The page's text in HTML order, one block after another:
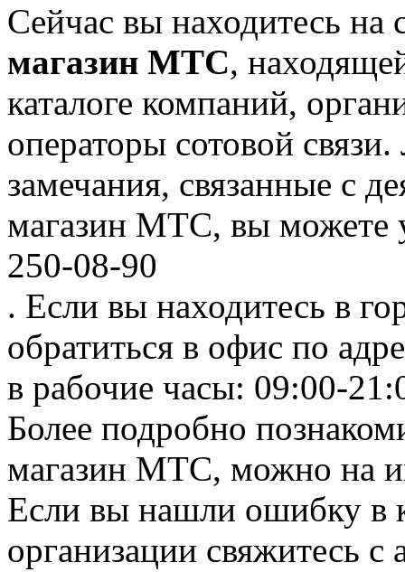
Сейчас вы находитесь на
магазин МТС,
каталоге компаний,
операторы сотовой
замечания, связанные с
магазин МТС, вы можете
250-08-90
. Если вы находитесь в
обратиться в офис по
в рабочие часы: 09:00-
Более подробно
магазин МТС, можно на
Если вы нашли ошибку в
организации свяжитесь